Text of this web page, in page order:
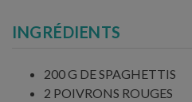
INGRÉDIENTS
200 G DE SPAGHETTIS
2 POIVRONS ROUGES